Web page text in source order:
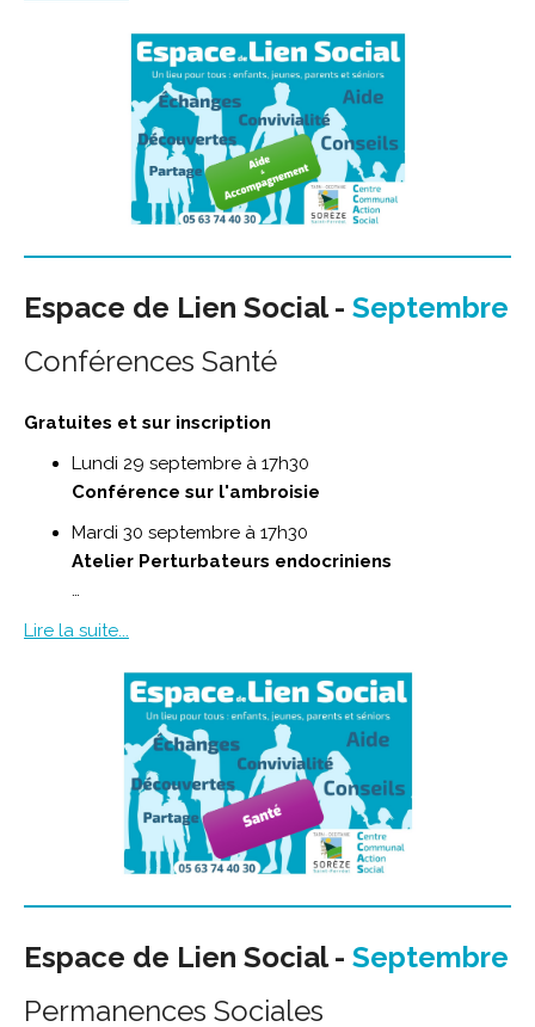
Espace de Lien Social - Septembre
Conférences Santé
Gratuites et sur inscription
Lundi 29 septembre à 17h30
Conférence sur l'ambroisie
Mardi 30 septembre à 17h30
Atelier Perturbateurs endocriniens
…
Lire la suite...
Espace de Lien Social - Septembre
Permanences Sociales